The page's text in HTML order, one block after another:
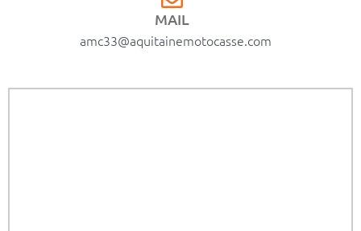
MAIL
amc33@aquitainemotocasse.com